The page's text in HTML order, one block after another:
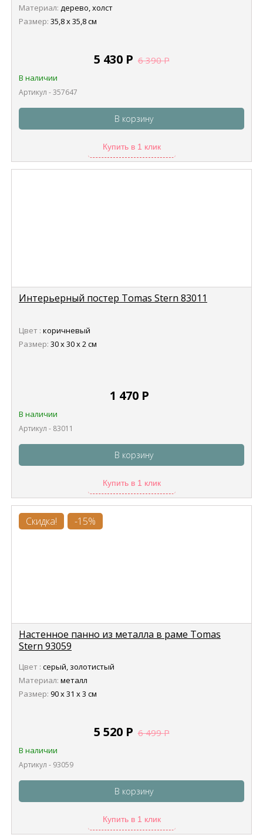
Материал: дерево, холст
Размер: 35,8 х 35,8 см
5 430 Р 6 390Р
В наличии
Артикул - 357647
В корзину
Купить в 1 клик
Интерьерный постер Tomas Stern 83011
Цвет : коричневый
Размер: 30 х 30 х 2 см
1 470 Р
В наличии
Артикул - 83011
В корзину
Купить в 1 клик
Скидка! -15%
Настенное панно из металла в раме Tomas
Stern 93059
Цвет : серый, золотистый
Материал: металл
Размер: 90 х 31 х 3 см
5 520 Р 6 499Р
В наличии
Артикул - 93059
В корзину
Купить в 1 клик